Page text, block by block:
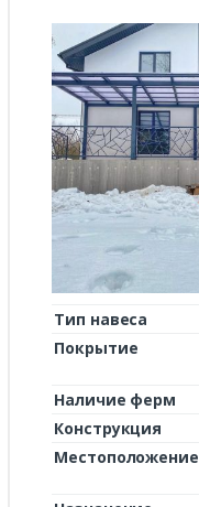
Тип навеса
Покрытие
Наличие ферм
Конструкция
Местоположение